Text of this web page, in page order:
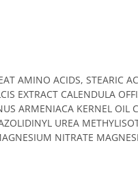
AMINO ACIDS, STEARIC
EXTRACT CALENDULA
ARMENIACA KERNEL OIL
UREA
NITRATE